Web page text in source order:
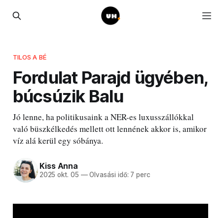
TILOS A BÉ
Fordulat Parajd ügyében,
búcsúzik Balu
Jó lenne, ha politikusaink a NER-es luxusszállókkal
való büszkélkedés mellett ott lennének akkor is, amikor
víz alá kerül egy sóbánya.
Kiss Anna
2025 okt. 05 —Olvasási idő: 7 perc